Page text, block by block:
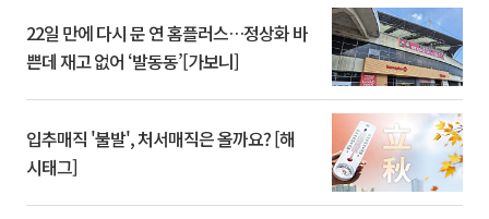
22일 만에 다시 문 연 홈플러스…정상화 바
쁜데 재고 없어 ‘발동동’[가보니]
입추매직 '불발', 처서매직은 올까요? [해
시태그]